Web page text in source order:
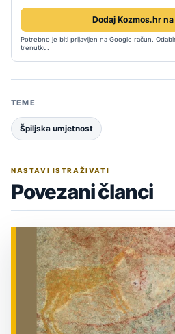
Dodaj Kozmos.hr na
Potrebno je biti prijavljen na Google račun.
trenutku.
TEME
Špiljska umjetnost
NASTAVI ISTRAŽIVATI
Povezani članci